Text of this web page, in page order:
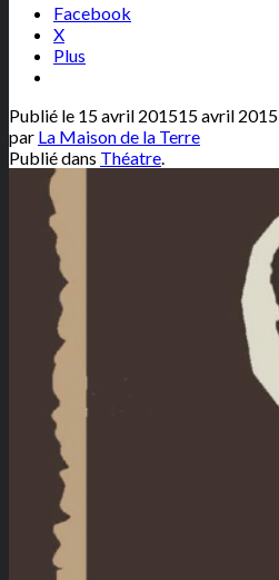
Facebook
X
Plus
Publié le 15 avril 201515 avril 2015
par La Maison de la Terre
Publié dans Théatre.